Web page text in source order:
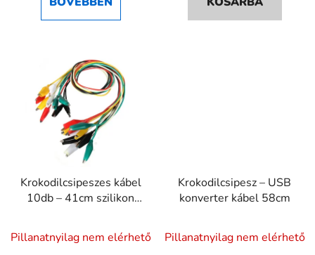
Krokodilcsipeszes kábel
10db – 41cm szilikon
termék
Pillanatnyilag nem elérhető
Krokodilcsipesz – USB
konverter kábel 58cm
termék
Pillanatnyilag nem elérhető